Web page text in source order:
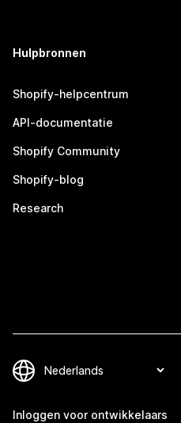
Hulpbronnen
Shopify-helpcentrum
API-documentatie
Shopify Community
Shopify-blog
Research
Inloggen voor ontwikkelaars